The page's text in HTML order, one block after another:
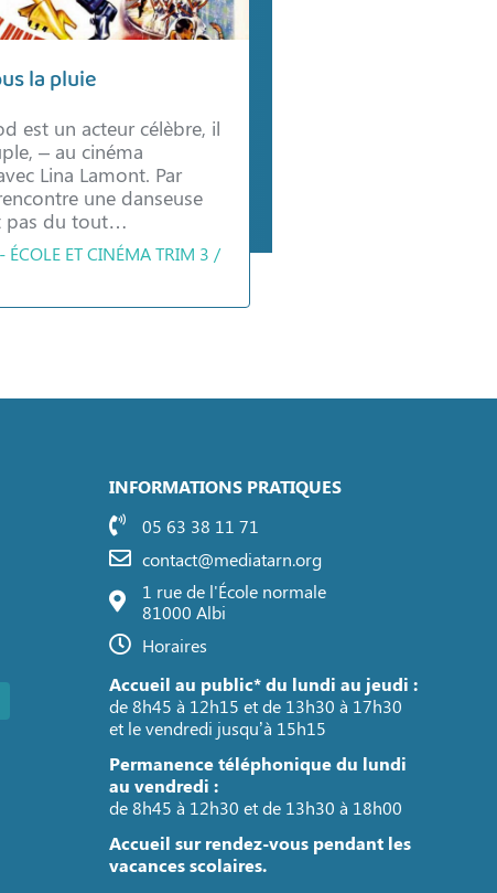
la pluie
est un acteur célèbre, il
– au cinéma
Lina Lamont. Par
une danseuse
pas du tout…
ÉCOLE ET CINÉMA TRIM 3 /
INFORMATIONS PRATIQUES
05 63 38 11 71
contact@mediatarn.org
1 rue de l'École normale
81000 Albi
Horaires
Accueil au public* du lundi au jeudi :
de 8h45 à 12h15 et de 13h30 à 17h30
et le vendredi jusqu’à 15h15
Permanence téléphonique du lundi
au vendredi :
de 8h45 à 12h30 et de 13h30 à 18h00
Accueil sur rendez-vous pendant les
vacances scolaires.